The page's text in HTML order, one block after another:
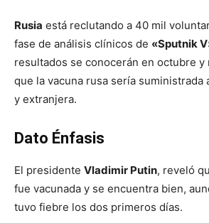
Rusia está reclutando a 40 mil
fase de análisis clínicos de «Sputnik
resultados se conocerán en octubre y
que la vacuna rusa sería suministrada
y extranjera.
Dato Énfasis
El presidente Vladimir Putin, reveló
fue vacunada y se encuentra bien,
tuvo fiebre los dos primeros días.